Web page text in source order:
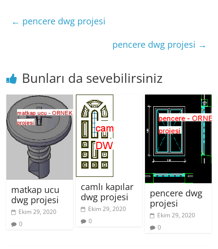
← pencere dwg projesi
pencere dwg projesi →
Bunları da sevebilirsiniz
matkap ucu
dwg projesi
Ekim 29, 2020
0
camlı kapılar
dwg projesi
Ekim 29, 2020
0
pencere dwg
projesi
Ekim 29, 2020
0